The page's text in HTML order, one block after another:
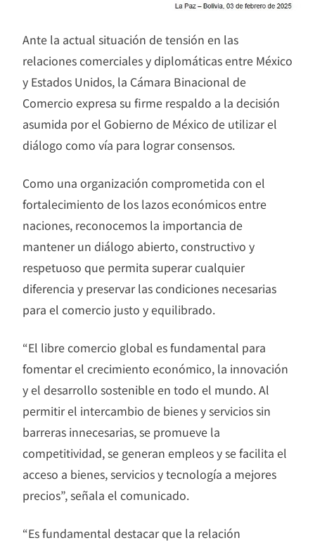
Ante la actual situación de tensión en las
relaciones comerciales y diplomáticas entre México
y Estados Unidos, la Cámara Binacional de
Comercio expresa su firme respaldo a la decisión
asumida por el Gobierno de México de utilizar el
diálogo como vía para lograr consensos.
Como una organización comprometida con el
fortalecimiento de los lazos económicos entre
naciones, reconocemos la importancia de
mantener un diálogo abierto, constructivo y
respetuoso que permita superar cualquier
diferencia y preservar las condiciones necesarias
para el comercio justo y equilibrado.
“El libre comercio global es fundamental para
fomentar el crecimiento económico, la innovación
y el desarrollo sostenible en todo el mundo. Al
permitir el intercambio de bienes y servicios sin
barreras innecesarias, se promueve la
competitividad, se generan empleos y se facilita el
acceso a bienes, servicios y tecnología a mejores
precios”, señala el comunicado.
“Es fundamental destacar que la relación